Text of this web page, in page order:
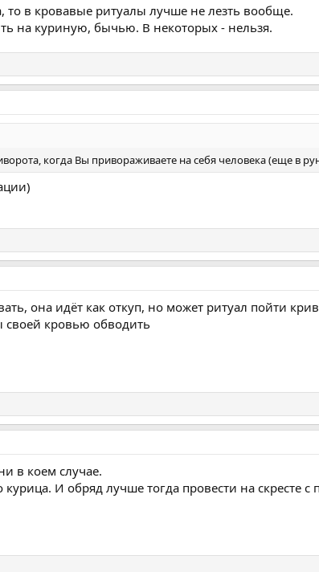
то в кровавые ритуалы лучше не лезть вообще.
на куриную, бычью. В некоторых - нельзя.
когда Вы привораживаете на себя человека (еще в
она идёт как откуп, но может ритуал пойти
своей кровью обводить
в коем случае.
И обряд лучше тогда провести на скресте